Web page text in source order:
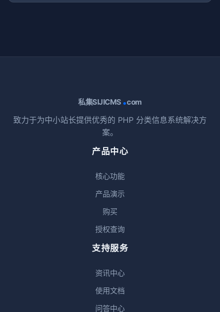
私集SIJICMS .com
致力于为中小站长提供优秀的 PHP 分类信息系统解决方
案。
产品中心
核心功能
产品演示
购买
授权查询
支持服务
资讯中心
使用文档
问答中心